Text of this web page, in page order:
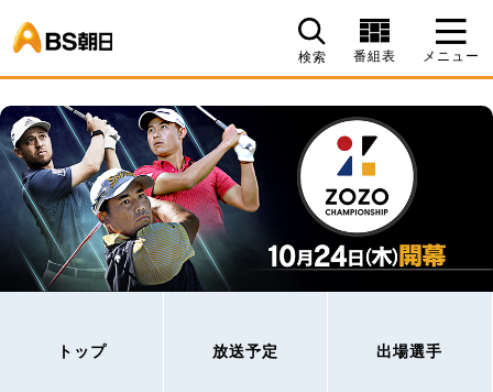
検索 番組表 メニュー
トップ 放送予定 出場選手